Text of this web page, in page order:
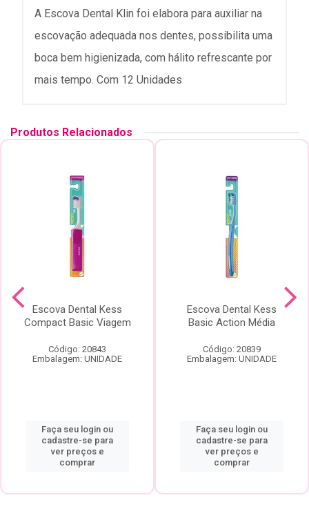
A Escova Dental Klin foi elabora para auxiliar na
escovação adequada nos dentes, possibilita uma
boca bem higienizada, com hálito refrescante por
mais tempo. Com 12 Unidades
Produtos Relacionados
Escova Dental Kess
Compact Basic Viagem
Código: 20843
Embalagem: UNIDADE
Faça seu login ou
cadastre-se para
ver preços e
comprar
Escova Dental Kess
Basic Action Média
Código: 20839
Embalagem: UNIDADE
Faça seu login ou
cadastre-se para
ver preços e
comprar